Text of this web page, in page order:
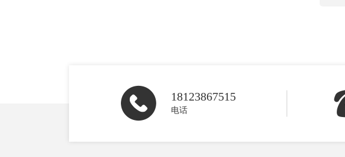
18123867515
电话